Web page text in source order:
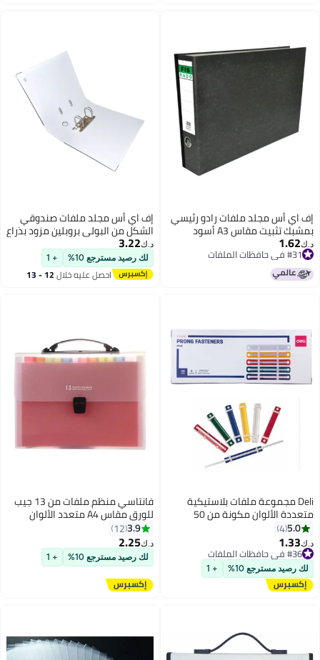
إف اي أس مجلد ملفات رادو رئيسي
بمشبك تثبيت مقاس A3 أسود
د.ك‏1.62
#31 في حافظات الملفات
#31 في حافظات الملفات
إف اي أس مجلد ملفات صندوقي
الشكل من البولي بروبلين مزود بذراع
مقوسة أبيض
د.ك‏3.22
لك رصيد مسترجع 10% + 1
احصل عليه خلال 12 - 13
Deli مجموعة ملفات بلاستيكية
متعددة الألوان مكونة من 50
قطعة
5.0
4
د.ك‏1.33
#36 في حافظات الملفات
#36 في حافظات الملفات
لك رصيد مسترجع 10% + 1
فانتاسي منظم ملفات من 13 جيب
للورق مقاس A4 متعدد الألوان
3.9
12
د.ك‏2.25
لك رصيد مسترجع 10% + 1